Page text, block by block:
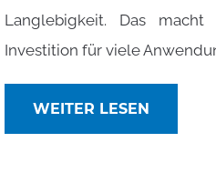
Langlebigkeit. Das
Investition für viele
WEITER LESEN